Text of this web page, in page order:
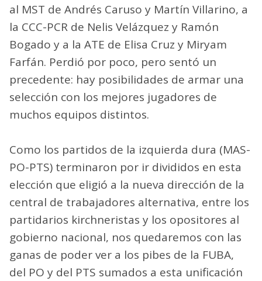
al MST de Andrés Caruso y Martín Villarino, a
la CCC-PCR de Nelis Velázquez y Ramón
Bogado y a la ATE de Elisa Cruz y Miryam
Farfán. Perdió por poco, pero sentó un
precedente: hay posibilidades de armar una
selección con los mejores jugadores de
muchos equipos distintos.
Como los partidos de la izquierda dura (MAS-
PO-PTS) terminaron por ir divididos en esta
elección que eligió a la nueva dirección de la
central de trabajadores alternativa, entre los
partidarios kirchneristas y los opositores al
gobierno nacional, nos quedaremos con las
ganas de poder ver a los pibes de la FUBA,
del PO y del PTS sumados a esta unificación